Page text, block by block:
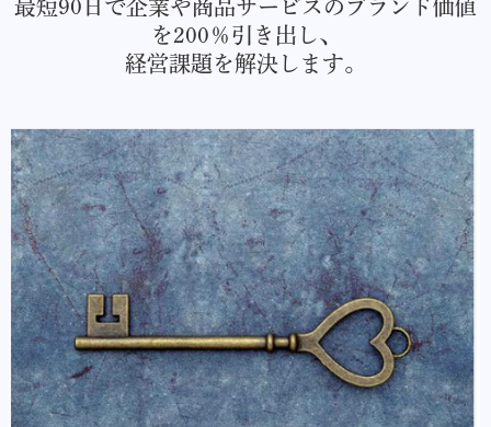
最短90日で企業や商品サービスのブランド価値
を200％引き出し、
経営課題を解決します。